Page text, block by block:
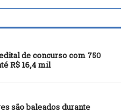
de concurso com 750
R$ 16,4 mil
são baleados durante